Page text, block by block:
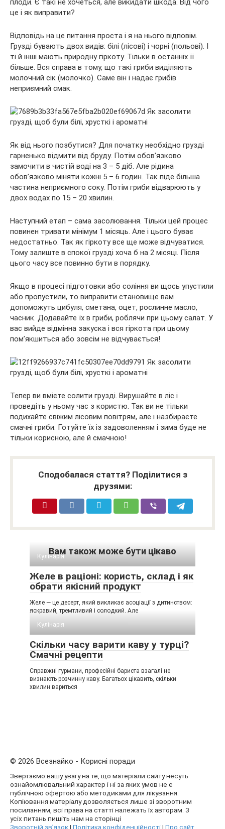
плоди. Є такі не хочеться, але викидати шкода. Від чого
це і як виправити?
Відповідь на це питання проста і я на нього відповім.
Грузді бувають двох видів: білі (лісові) і чорні (польові). І
ті й інші мають природну гіркоту. Тільки в останніх її
більше. Вся справа в тому, що такі гриби виділяють
молочний сік (молочко). Саме він і надає грибів
неприємний смак.
Як від нього позбутися? Для початку необхідно грузді
гарненько відмити від бруду. Потім обов’язково
замочити в чистій воді на 3 – 5 діб. Але рідина
обов’язково міняти кожні 5 – 6 годин. Так піде більша
частина неприємного соку. Потім гриби відварюють у
двох водах по 15 – 20 хвилин.
Наступний етап – сама засолювання. Тільки цей процес
повинен тривати мінімум 1 місяць. Але і цього буває
недостатньо. Так як гіркоту все ще може відчуватися.
Тому залиште в спокої грузді хоча б на 2 місяці. Після
цього часу все повинно бути в порядку.
Якщо в процесі підготовки або соління ви щось упустили
або пропустили, то виправити становище вам
допоможуть цибуля, сметана, оцет, рослинне масло,
часник. Додавайте їх в гриби, роблячи при цьому салат. У
вас вийде відмінна закуска і вся гіркота при цьому
пом’якшиться або зовсім не відчувається!
Тепер ви вмієте солити грузді. Вирушайте в ліс і
проведіть у ньому час з користю. Так ви не тільки
подихайте свіжим лісовим повітрям, але і назбираєте
смачні гриби. Готуйте їх із задоволенням і зима буде не
тільки корисною, але й смачною!
Сподобалася стаття? Поділитися з
друзями:
Вам також може бути цікаво
Кулінарія
Желе в раціоні: користь, склад і як
обрати якісний продукт
Желе — це десерт, який викликає асоціації з дитинством:
яскравий, тремтливий і солодкий. Але
Кулінарія
Скільки часу варити каву у турці?
Смачні рецепти
Справжні гурмани, професійні бариста взагалі не
визнають розчинну каву. Багатьох цікавить, скільки
хвилин вариться
© 2026 Всезнайко - Корисні поради
Звертаємо вашу увагу на те, що матеріали сайту несуть
ознайомлювальний характер і ні за яких умов не є
публічною офертою або методиками для лікування.
Копіювання матеріалу дозволяється лише зі зворотним
посиланням, всі права на статті належать їх авторам. З
усіх питань пишіть нам на сторінці
Зворотній зв’язок| Політика конфіденційності| Про сайт